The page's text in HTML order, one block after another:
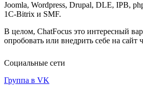
Joomla, Wordpress, Drupal, DLE, IPB,
1C-Bitrix и SMF.
В целом, ChatFocus это интересный
опробовать или внедрить себе на сайт
Социальные сети
Группа в VK